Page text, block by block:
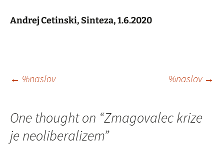
Andrej Cetinski, Sinteza, 1.6.2020
Krmarjenje
prispevkih
← %naslov %naslov →
One thought on “Zmagovalec krize
je neoliberalizem”